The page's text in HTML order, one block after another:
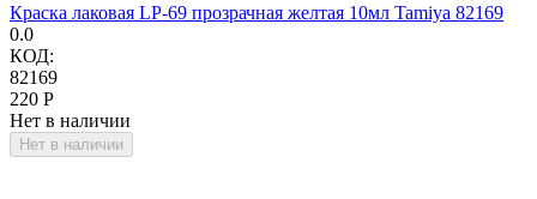
Краска лаковая LP-69 прозрачная желтая 10мл Tamiya 82169
0.0
КОД:
82169
‍220‍ Р
Нет в наличии
Нет в наличии